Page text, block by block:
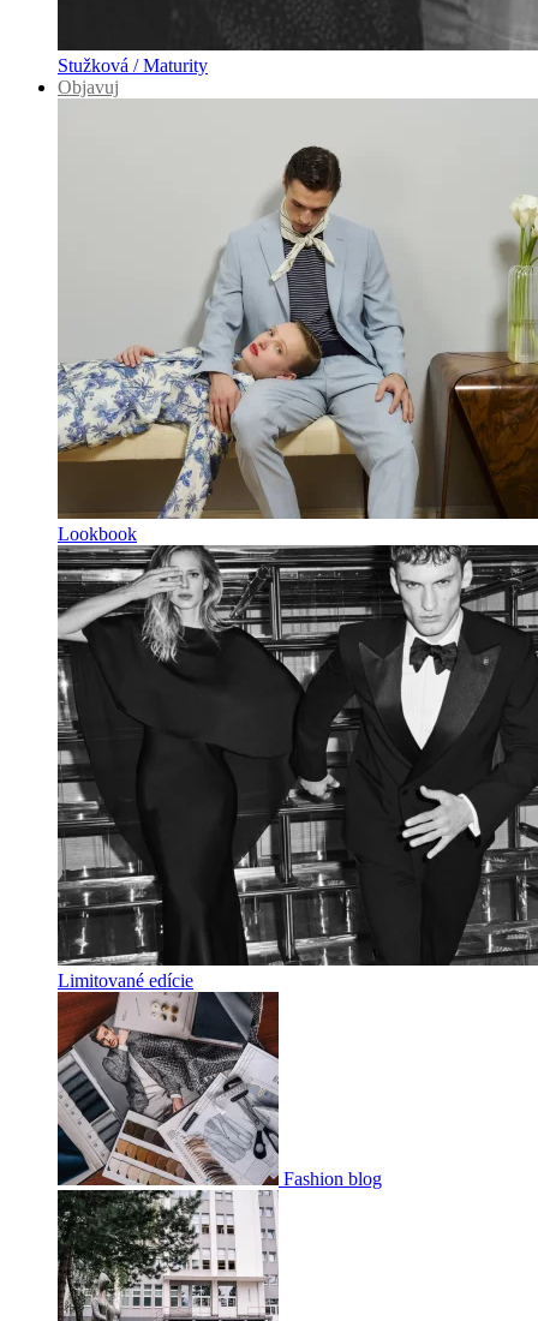
Stužková / Maturity
Objavuj
Lookbook
Limitované edície
Fashion blog